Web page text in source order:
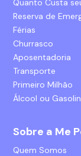
Quanto Custa
Reserva de
Férias
Churrasco
Aposentadoria
Transporte
Primeiro Milhão
Álcool ou
Sobre a Me
Quem Somos